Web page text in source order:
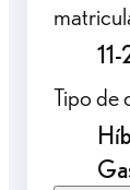
Tipo de